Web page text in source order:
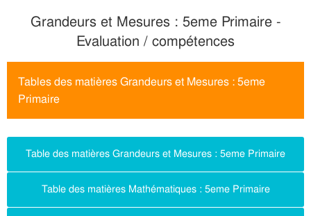
Grandeurs et Mesures : 5eme Primaire -
Evaluation / compétences
Tables des matières Grandeurs et Mesures : 5eme
Primaire
Table des matières Grandeurs et Mesures : 5eme Primaire
Table des matières Mathématiques : 5eme Primaire